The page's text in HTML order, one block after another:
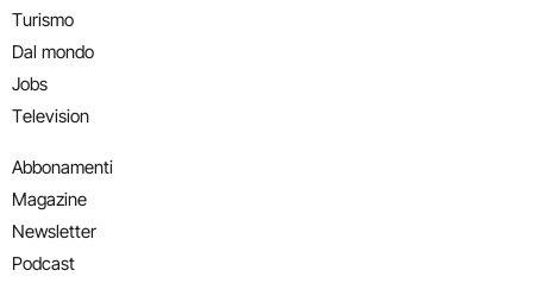
Turismo
Dal mondo
Jobs
Television
Abbonamenti
Magazine
Newsletter
Podcast